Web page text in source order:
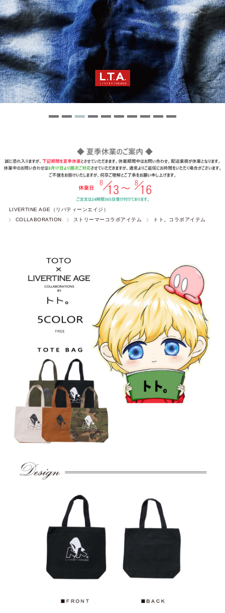
LIVERTINE AGE（リバティーンエイジ）
COLLABORATION
ストリーマーコラボアイテム トト。コラボアイテム